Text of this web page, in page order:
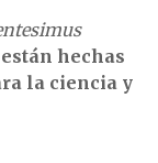
hechas
la ciencia y